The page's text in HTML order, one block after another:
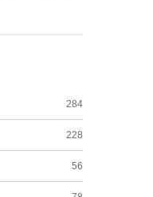
284
228
56